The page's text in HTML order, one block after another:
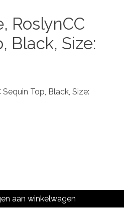
RoslynCC
Black, Size:
Top, Black, Size:
aan winkelwagen